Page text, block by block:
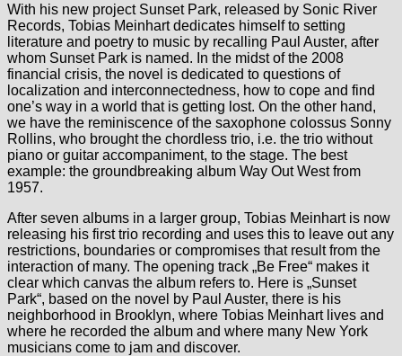
With his new project Sunset Park, released by Sonic River
Records, Tobias Meinhart dedicates himself to setting
literature and poetry to music by recalling Paul Auster, after
whom Sunset Park is named. In the midst of the 2008
financial crisis, the novel is dedicated to questions of
localization and interconnectedness, how to cope and find
one’s way in a world that is getting lost. On the other hand,
we have the reminiscence of the saxophone colossus Sonny
Rollins, who brought the chordless trio, i.e. the trio without
piano or guitar accompaniment, to the stage. The best
example: the groundbreaking album Way Out West from
1957.
After seven albums in a larger group, Tobias Meinhart is now
releasing his first trio recording and uses this to leave out any
restrictions, boundaries or compromises that result from the
interaction of many. The opening track „Be Free“ makes it
clear which canvas the album refers to. Here is „Sunset
Park“, based on the novel by Paul Auster, there is his
neighborhood in Brooklyn, where Tobias Meinhart lives and
where he recorded the album and where many New York
musicians come to jam and discover.